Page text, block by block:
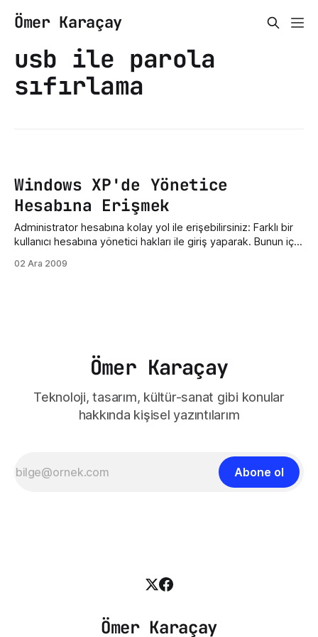
Ömer Karaçay
usb ile parola
sıfırlama
Windows XP'de Yönetice
Hesabına Erişmek
Administrator hesabına kolay yol ile erişebilirsiniz: Farklı bir
kullanıcı hesabına yönetici hakları ile giriş yaparak. Bunun için
komut satırına aşağıdaki komutu girin:
02 Ara 2009
Ömer Karaçay
Teknoloji, tasarım, kültür-sanat gibi konular
hakkında kişisel yazıntılarım
Abone ol
Ömer Karaçay